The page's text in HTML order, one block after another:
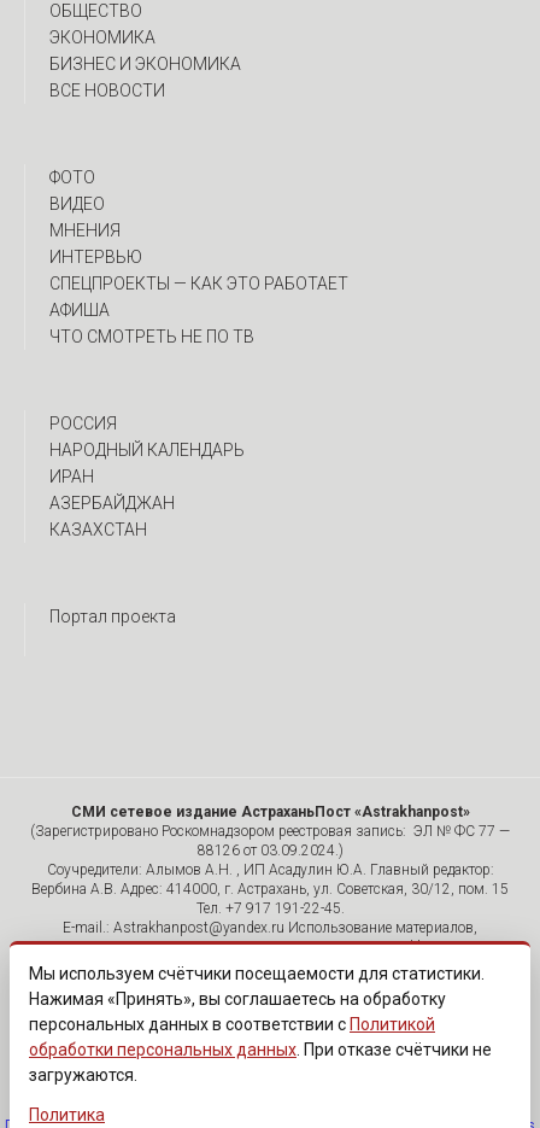
ОБЩЕСТВО
ЭКОНОМИКА
БИЗНЕС И ЭКОНОМИКА
ВСЕ НОВОСТИ
ФОТО
ВИДЕО
МНЕНИЯ
ИНТЕРВЬЮ
CПЕЦПРОЕКТЫ — КАК ЭТО РАБОТАЕТ
АФИША
ЧТО СМОТРЕТЬ НЕ ПО ТВ
РОССИЯ
НАРОДНЫЙ КАЛЕНДАРЬ
ИРАН
АЗЕРБАЙДЖАН
КАЗАХСТАН
Портал проекта
СМИ сетевое издание АстраханьПост «Astrakhanpost»
(Зарегистрировано Роскомнадзором реестровая запись: ЭЛ № ФС 77 —
88126 от 03.09.2024.)
Соучредители: Алымов А.Н. , ИП Асадулин Ю.А. Главный редактор:
Вербина А.В. Адрес: 414000, г. Астрахань, ул. Советская, 30/12, пом. 15
Тел. +7 917 191-22-45.
E-mail.: Astrakhanpost@yandex.ru Использование материалов,
размещенных на страницах сетевого издания «Astrakhanpost»,
допускается исключительно с указанием источника и публикацией
активной гиперссылки на портал Astrakhanpost.ru. Комментарии
читателей сайта размещаются без предварительного редактирования.
Редакция оставляет за собой право удалить их с сайта или
отредактировать, если указанные сообщения нарушают законы РФ.
«САЙТ ПРЕДНАЗНАЧЕН ДЛЯ АУДИТОРИИ 18+»
Мы используем счётчики посещаемости для статистики.
Нажимая «Принять», вы соглашаетесь на обработку
персональных данных в соответствии с Политикой
обработки персональных данных . При отказе счётчики не
загружаются.
Политика